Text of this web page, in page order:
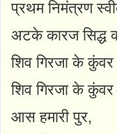
प्रथम निमंत्रण
अटके कारज सिद्ध
शिव गिरजा के कुंवर
शिव गिरजा के कुंवर
आस हमारी पुर,